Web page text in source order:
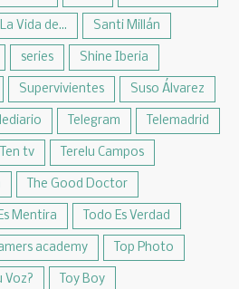
Vida de... Santi Millán
series Shine Iberia
Supervivientes Suso Álvarez
Telegram Telemadrid
Ten tv Terelu Campos
The Good Doctor
Mentira Todo Es Verdad
academy Top Photo
Voz? Toy Boy